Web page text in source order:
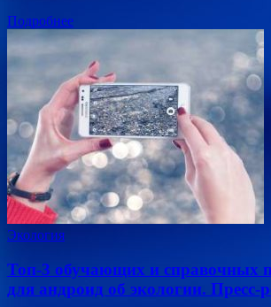
Подробнее
Экология
Топ-3 обучающих и справочных
для андроид об экологии. Пресс-